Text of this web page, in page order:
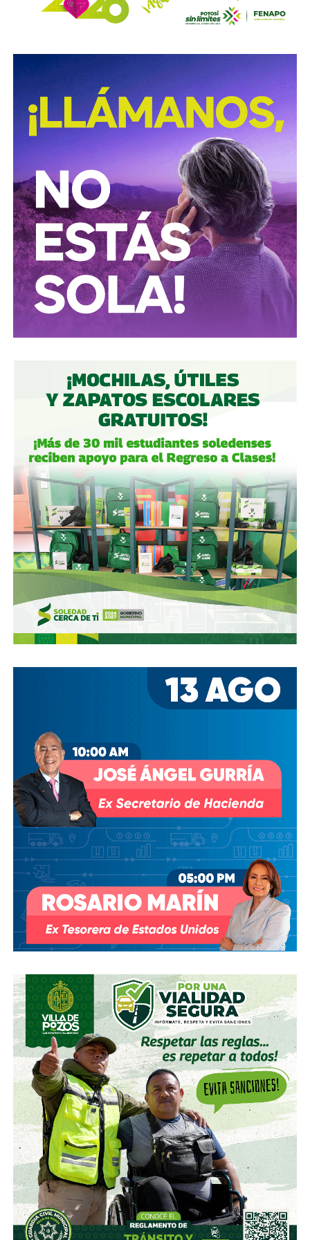
ellos dos quienes asumieron el puesto deCo-
Su relación con Martínez no se limita a Empresas ICA,
pues desde octubre de 2024 (justo unos días antes del
cambio en la presidencia) el oriundo de Monterreyha
comprado, además, acciones de la propia Televisa.
Empezó con 7.8%, lo que lo volvió su tercer mayor
accionista; y hace unas semanas, se acabó se consolidar.
El pasado mes de junio, como parte de un aumento de
capital de alrededor de 7 mil millones de pesos aprobado
que lo convertiría en el mayor accionista individual de
la compañía.
Esa conversión todavía no ocurre: se proyecta para 2027.
Azcárraga ha reducido considerablemente sus acciones
de la compañía, aunque conserva (vía un fideicomiso
familiar y una clase especial de acciones) el control formal
del voto de la empresa, independientemente de cuánto
capital tenga cada quien. En resumidas cuentas, aunque
Emilio Azcárraga tiene el poder de decisión,el mismo
financiero que reparte el control de El Realito con los
dos hombres más poderosos de Televisa está, al
mismo tiempo, camino a convertirse en el mayor
dueño accionario de la propia televisora.
David Martínez es apodado coloquialmente como “El
Fantasma de Wall Street”, y ha adquirido un poder
inmenso en Latinoamérica, especialmente en Argentina,
donde ha servido como negociador para la deuda nacional
y en 2017, fue considerado por Forbes como el hombre
más rico de dicho país. El regiomontano tiene un historial
documentado de tomar control de empresas en
dificultades financieras a partir de deuda: lo hizo con la
textilera CYDSA en los años 90, con la vidriera Vitro entre
2009 y 2012, y con las ya mencionadas Empresas ICA
Algo similar realizó en 2020 con Grupo Aeroportuario
del Centro Norte(OMA), el operador de, entre otros, el
Aeropuerto Ponciano Arriaga de la capital potosina.
Fintech compró primero acciones especiales que
garantizaban el control de la aeroportuaria y luego
concretó una oferta pública con la que en julio de 2021,
alcanzó el 30.1% de participación económica, suficiente
para mantener el control hasta que lo vendieron a la
francesa Vinci Airports en 2022 (El Economista, dic. 2020
y jul. 2021; Folleto Informativo Definitivo, Bolsa Mexicana
de Valores, may. 2021).
Si bien todos estos empresarios se han aliado en otras
ocasiones (en 2017 ganaron la licitación para construir
el ahora cancelado Aeropuerto de Texcoco),cuando